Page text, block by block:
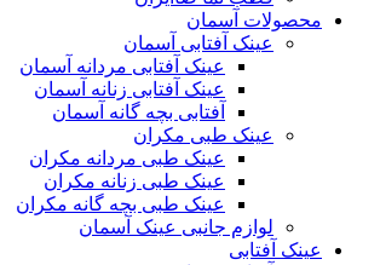
محصولات آسمان
عینک آفتابی آسمان
عینک آفتابی مردانه آسمان
عینک آفتابی زنانه آسمان
آفتابی بچه گانه آسمان
عینک طبی مکران
عینک طبی مردانه مکران
عینک طبی زنانه مکران
عینک طبی بچه گانه مکران
لوازم جانبی عینک آسمان
عینک آفتابی